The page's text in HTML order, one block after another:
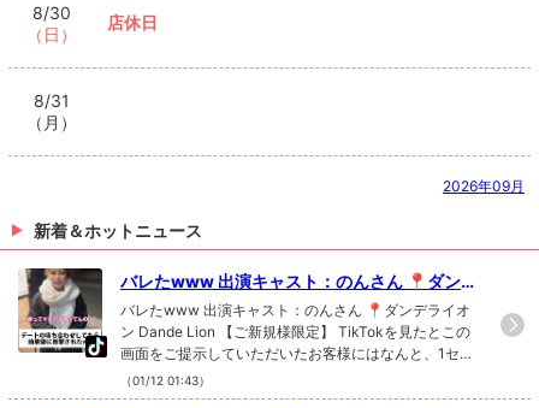
8/30
（日）
店休日
8/31
（月）
2026年09月
新着＆ホットニュース
バレたwww 出演キャスト：のんさん 📍ダンデ
ライオン Dande Lion 【ご新規様限定】 TikTo
kを見たとこの画面をご提示していただいたお
客様にはなんと、1セット50分7000円ボッキ
リ！！ さらにボトル1本サービス！！是非、ご
バレたwww 出演キャスト：のんさん 📍ダンデライオ
ン Dande Lion 【ご新規様限定】 TikTokを見たとこの
画面をご提示していただいたお客様にはなんと、1セッ
ト50分7000円ボッキリ！！ さらにボトル1本サービ
ス！！是非、ご来店お待ちしております！✨ #キャバ
（01/12 01:43）